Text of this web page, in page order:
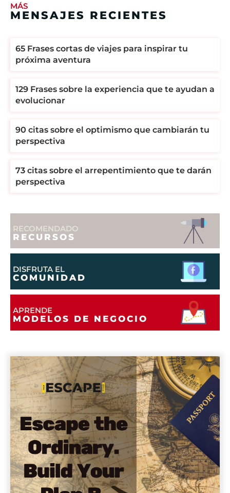
MÁS
MENSAJES RECIENTES
65 Frases cortas de viajes para inspirar tu
próxima aventura
129 Frases sobre la experiencia que te ayudan a
evolucionar
90 citas sobre el optimismo que cambiarán tu
perspectiva
73 citas sobre el arrepentimiento que te darán
perspectiva
RECOMENDADO
RECURSOS
DISFRUTA EL
COMUNIDAD
APRENDE
MODELOS DE NEGOCIO